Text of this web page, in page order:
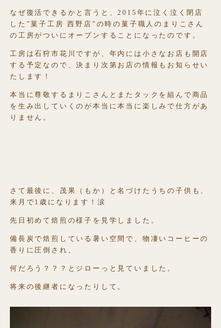
なぜ復活できるかと言うと、2015年に泣く泣く閉店
した”菓子工房 西野店”の時の菓子職人のまりこさん
の工房がついにオープンすることになったのです。
工房は石狩市花川ですが、年内には小さなお店も開店
する予定なので、決まり次第お店の情報もお知らせい
たします！
本当に尊敬するまりこさんとまたタックを組んで商品
を生み出していくのが本当に本当に楽しみで仕方があ
りません。
さて最後に、茂果（もか）と名づけたうちの子供も、
来月で1歳になります！涙
先日初めて焙煎の様子を見学しました。
備長炭で焙煎している暑い空間で、物凄いコーヒーの
香りに圧倒され、
何だろう？？？とジローっと見ていました。
将来の後継者になったりして。